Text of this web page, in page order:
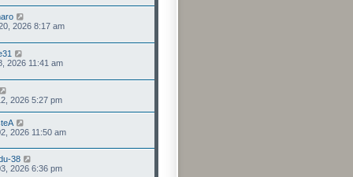
2026 8:17 am
2026 11:41 am
2026 5:27 pm
2026 11:50 am
38
2026 6:36 pm